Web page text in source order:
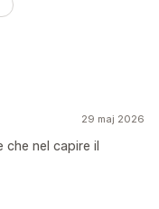
29 maj 2026
nel capire il